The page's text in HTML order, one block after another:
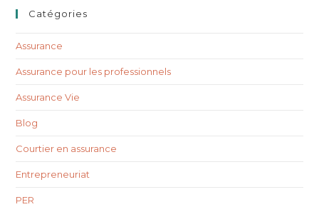
Catégories
Assurance
Assurance pour les professionnels
Assurance Vie
Blog
Courtier en assurance
Entrepreneuriat
PER